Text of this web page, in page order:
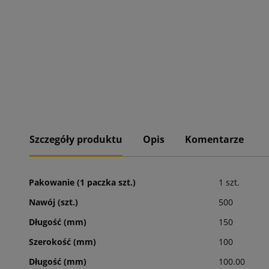
Szczegóły produktu Opis Komentarze
Pakowanie (1 paczka szt.)
1 szt.
Nawój (szt.)
500
Długość (mm)
150
Szerokość (mm)
100
Długość (mm)
100.00